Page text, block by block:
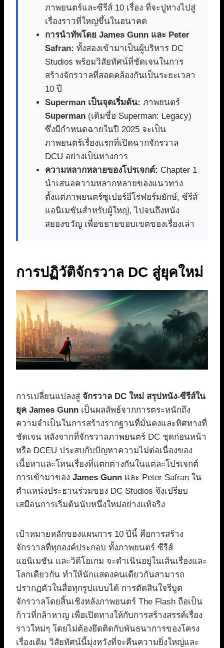
ภาพยนตร์และซีรีส์ 10 เรื่อง ที่จะปูทางไปสู่
เรื่องราวที่ใหญ่ขึ้นในอนาคต
การนำทัพโดย James Gunn และ Peter
Safran: ทั้งสองเข้ามาเป็นผู้บริหาร DC
Studios พร้อมวิสัยทัศน์ที่ชัดเจนในการ
สร้างจักรวาลที่สอดคล้องกันเป็นระยะเวลา
10 ปี
Superman เป็นจุดเริ่มต้น: ภาพยนตร์
Superman (เดิมชื่อ Superman: Legacy)
ซึ่งมีกำหนดฉายในปี 2025 จะเป็น
ภาพยนตร์เรื่องแรกที่เปิดฉากจักรวาล
DCU อย่างเป็นทางการ
ความหลากหลายของโปรเจกต์: Chapter 1
นำเสนอความหลากหลายของแนวทาง
ตั้งแต่ภาพยนตร์ซูเปอร์ฮีโร่ฟอร์มยักษ์, ซีรีส์
แอนิเมชันสำหรับผู้ใหญ่, ไปจนถึงหนัง
สยองขวัญ เพื่อขยายขอบเขตของเรื่องเล่า
การปฏิวัติจักรวาล DC สู่ยุคใหม่
การเปลี่ยนแปลงสู่ จักรวาล DC ใหม่ สรุปหนัง-ซีรีส์ใน
ยุค James Gunn เป็นผลลัพธ์จากการตระหนักถึง
ความจำเป็นในการสร้างรากฐานที่มั่นคงและทิศทางที่
ชัดเจน หลังจากที่จักรวาลภาพยนตร์ DC ชุดก่อนหน้า
หรือ DCEU ประสบกับปัญหาความไม่ต่อเนื่องของ
เนื้อหาและโทนเรื่องที่แตกต่างกันในแต่ละโปรเจกต์
การเข้ามาของ James Gunn และ Peter Safran ใน
ตำแหน่งประธานร่วมของ DC Studios จึงเปรียบ
เสมือนการเริ่มต้นนับหนึ่งใหม่อย่างแท้จริง
เป้าหมายหลักของแผนการ 10 ปีนี้ คือการสร้าง
จักรวาลที่ทุกองค์ประกอบ ทั้งภาพยนตร์ ซีรีส์
แอนิเมชัน และวิดีโอเกม จะดำเนินอยู่ในเส้นเรื่องและ
โลกเดียวกัน ทำให้นักแสดงคนเดียวกันสามารถ
ปรากฏตัวในสื่อทุกรูปแบบได้ การตัดสินใจรีบูต
จักรวาลโดยสิ้นเชิงหลังภาพยนตร์ The Flash ถือเป็น
ก้าวที่กล้าหาญ เพื่อเปิดทางให้กับการสร้างสรรค์เรื่อง
ราวใหม่ๆ โดยไม่ต้องยึดติดกับพันธนาการของโครง
เรื่องเดิม วิสัยทัศน์นี้มุ่งหวังที่จะคืนความยิ่งใหญ่และ